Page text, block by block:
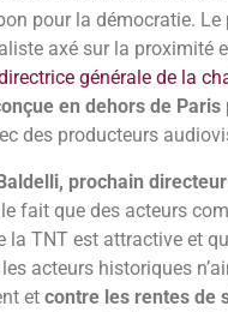
pour la démocratie. Le
axé sur la proximité
générale de la
en dehors de Paris
des producteurs
prochain
fait que des acteurs
la TNT est attractive et
acteurs historiques
etcontre les rentes de